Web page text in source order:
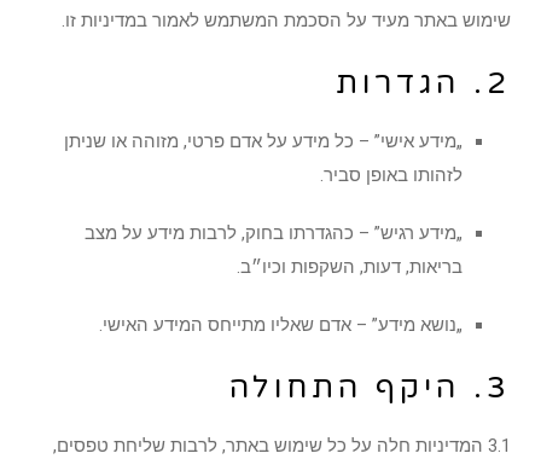
שימוש באתר מעיד על הסכמת המשתמש לאמור במדיניות זו.
2. הגדרות
„מידע אישי” – כל מידע על אדם פרטי, מזוהה או שניתן
לזהותו באופן סביר.
„מידע רגיש” – כהגדרתו בחוק, לרבות מידע על מצב
בריאות, דעות, השקפות וכיו״ב.
„נושא מידע” – אדם שאליו מתייחס המידע האישי.
3. היקף התחולה
3.1 המדיניות חלה על כל שימוש באתר, לרבות שליחת טפסים,